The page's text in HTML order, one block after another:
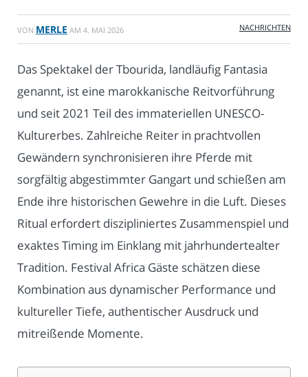
VON MERLE AM 4. MAI 2026 NACHRICHTEN
Das Spektakel der Tbourida, landläufig Fantasia
genannt, ist eine marokkanische Reitvorführung
und seit 2021 Teil des immateriellen UNESCO-
Kulturerbes. Zahlreiche Reiter in prachtvollen
Gewändern synchronisieren ihre Pferde mit
sorgfältig abgestimmter Gangart und schießen am
Ende ihre historischen Gewehre in die Luft. Dieses
Ritual erfordert diszipliniertes Zusammenspiel und
exaktes Timing im Einklang mit jahrhundertealter
Tradition. Festival Africa Gäste schätzen diese
Kombination aus dynamischer Performance und
kultureller Tiefe, authentischer Ausdruck und
mitreißende Momente.